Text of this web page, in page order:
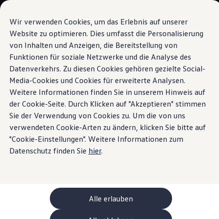
Wir verwenden Cookies, um das Erlebnis auf unserer
Website zu optimieren. Dies umfasst die Personalisierung
von Inhalten und Anzeigen, die Bereitstellung von
Funktionen für soziale Netzwerke und die Analyse des
Datenverkehrs. Zu diesen Cookies gehören gezielte Social-
Media-Cookies und Cookies für erweiterte Analysen.
Weitere Informationen finden Sie in unserem Hinweis auf
der Cookie-Seite. Durch Klicken auf "Akzeptieren" stimmen
Sie der Verwendung von Cookies zu. Um die von uns
verwendeten Cookie-Arten zu ändern, klicken Sie bitte auf
"Cookie-Einstellungen". Weitere Informationen zum
Datenschutz finden Sie hier.
Alle erlauben
Passer
au
contenu
principal
Sauter
au
pied
de
page
Votre configuration
Modèles spéciaux UNITED
Conseil et achat
Offres actuelles
Clients professionnels et gestion de flotte
Véhicules en stock
Occasions
Financement
Calculateur de leasing
Électromobilité
Coûts et financement
Recharge et autonomie
Recharger à domicile
Recharger en déplacement
Simulateur de temps de recharge
Simulateur d’autonomie
ChargeOn
Technologie et batterie
Airbag central
La sécuritépour tous